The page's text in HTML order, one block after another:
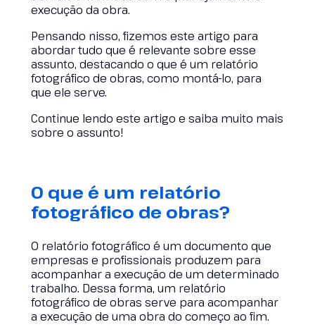
execução da obra.
Pensando nisso, fizemos este artigo para
abordar tudo que é relevante sobre esse
assunto, destacando o que é um relatório
fotográfico de obras, como montá-lo, para
que ele serve.
Continue lendo este artigo e saiba muito mais
sobre o assunto!
O que é um relatório
fotográfico de obras?
O relatório fotográfico é um documento que
empresas e profissionais produzem para
acompanhar a execução de um determinado
trabalho. Dessa forma, um relatório
fotográfico de obras serve para acompanhar
a execução de uma obra do começo ao fim.